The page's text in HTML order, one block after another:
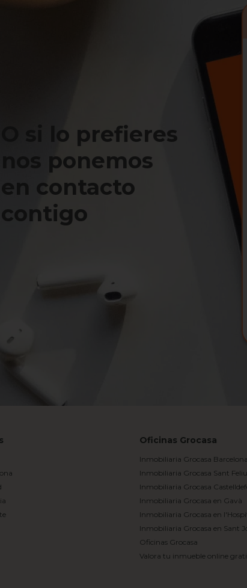
O si lo prefieres
nos ponemos
en contacto
contigo
Oficinas Grocasa
Inmobiliaria Grocasa Barcelona
Inmobiliaria Grocasa Sant
Inmobiliaria Grocasa
Inmobiliaria Grocasa en Gavà
Inmobiliaria Grocasa en
Inmobiliaria Grocasa en Sant
Oficinas Grocasa
Valora tu inmueble online